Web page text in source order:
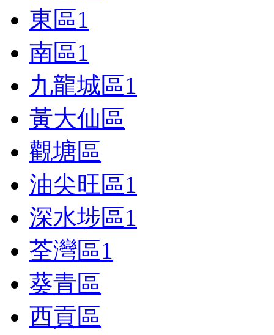
東區1
南區1
九龍城區1
黃大仙區
觀塘區
油尖旺區1
深水埗區1
荃灣區1
葵青區
西貢區